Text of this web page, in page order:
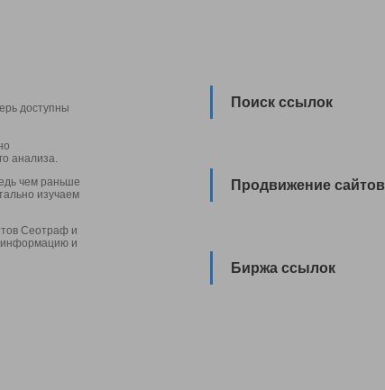
доступны
анализа.
чем раньше
изучаем
Сеотраф и
информацию и
Поиск ссылок
Продвижение сайтов
Биржа ссылок